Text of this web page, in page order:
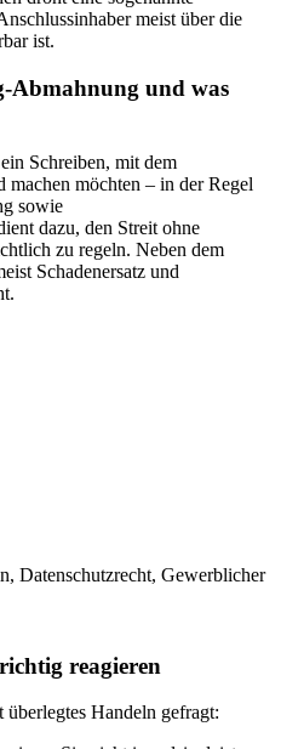
meist über die
ist.
Abmahnung und was
Schreiben, mit dem
machen möchten – in der Regel
sowie
dazu, den Streit ohne
zu regeln. Neben dem
Schadenersatz und
Datenschutzrecht, Gewerblicher
reagieren
Handeln gefragt: